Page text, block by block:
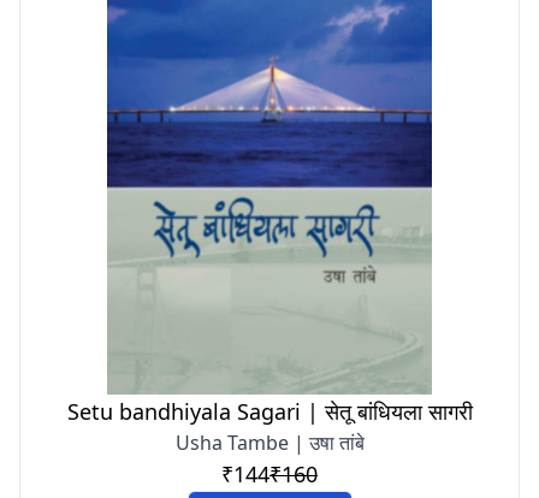
Setu bandhiyala Sagari | सेतू बांधियला सागरी
Usha Tambe | उषा तांबे
₹144₹160